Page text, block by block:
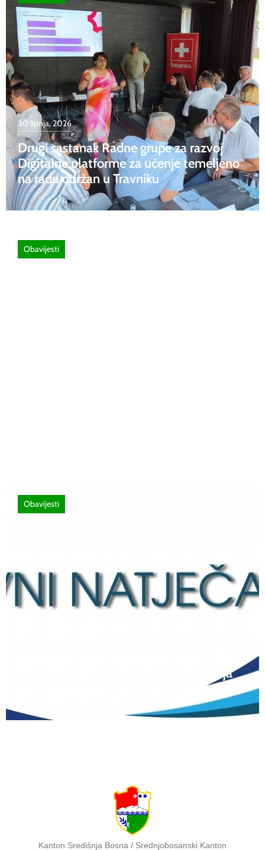
30 lipnja, 2026
Drugi sastanak Radne grupe za razvoj
Digitalne platforme za učenje temeljeno
na radu održan u Travniku
Obavijesti
razred srednjih škola Kantona Središnja
Bosna u školskoj 2026./2027. godini
Obavijesti
Kanton Središnja Bosna / Srednjobosanski Kanton